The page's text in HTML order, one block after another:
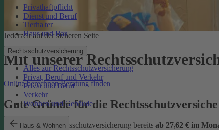
Privathaftpflicht
Dienst und Beruf
Tierhalter
Haus und Bau
Rechtsschutzversicherung
Alles zur Rechtsschutzversicherung
Privat, Beruf und Verkehr
Privat und Beruf
Verkehr
Wohnen und Gebäude
Haus & Wohnen
Jederzeit auf der sicheren Seite
Mit unserer
Online berechnen Beratung finden
Gute Gründe für die
günstige Rechtsschutzversicherung bereits ab 27,62 € im